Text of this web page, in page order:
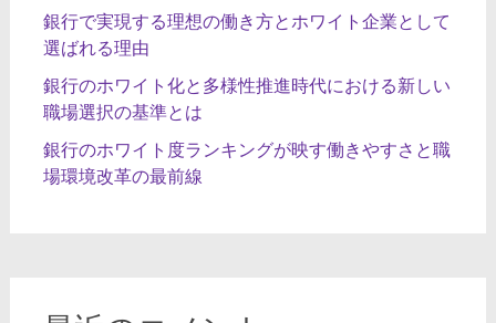
銀行で実現する理想の働き方とホワイト企業として
選ばれる理由
銀行のホワイト化と多様性推進時代における新しい
職場選択の基準とは
銀行のホワイト度ランキングが映す働きやすさと職
場環境改革の最前線